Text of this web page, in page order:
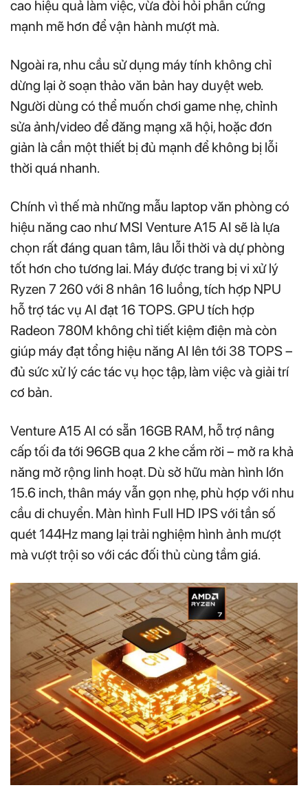
cao hiệu quả làm việc, vừa đòi hỏi phần cứng
mạnh mẽ hơn để vận hành mượt mà.
Ngoài ra, nhu cầu sử dụng máy tính không chỉ
dừng lại ở soạn thảo văn bản hay duyệt web.
Người dùng có thể muốn chơi game nhẹ, chỉnh
sửa ảnh/video để đăng mạng xã hội, hoặc đơn
giản là cần một thiết bị đủ mạnh để không bị lỗi
thời quá nhanh.
Chính vì thế mà những mẫu laptop văn phòng có
hiệu năng cao như MSI Venture A15 AI sẽ là lựa
chọn rất đáng quan tâm, lâu lỗi thời và dự phòng
tốt hơn cho tương lai. Máy được trang bị vi xử lý
Ryzen 7 260 với 8 nhân 16 luồng, tích hợp NPU
hỗ trợ tác vụ AI đạt 16 TOPS. GPU tích hợp
Radeon 780M không chỉ tiết kiệm điện mà còn
giúp máy đạt tổng hiệu năng AI lên tới 38 TOPS –
đủ sức xử lý các tác vụ học tập, làm việc và giải trí
cơ bản.
Venture A15 AI có sẵn 16GB RAM, hỗ trợ nâng
cấp tối đa tới 96GB qua 2 khe cắm rời – mở ra khả
năng mở rộng linh hoạt. Dù sở hữu màn hình lớn
15.6 inch, thân máy vẫn gọn nhẹ, phù hợp với nhu
cầu di chuyển. Màn hình Full HD IPS với tần số
quét 144Hz mang lại trải nghiệm hình ảnh mượt
mà vượt trội so với các đối thủ cùng tầm giá.